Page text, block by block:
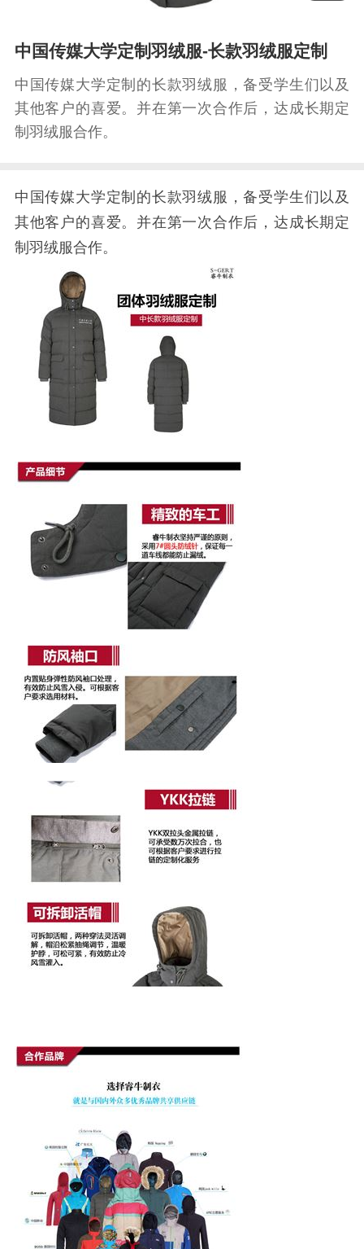
中国传媒大学定制羽绒服-长款羽绒服定制
中国传媒大学定制的长款羽绒服，备受学生们以及
其他客户的喜爱。并在第一次合作后，达成长期定
制羽绒服合作。
中国传媒大学定制的长款羽绒服，备受学生们以及
其他客户的喜爱。并在第一次合作后，达成长期定
制羽绒服合作。